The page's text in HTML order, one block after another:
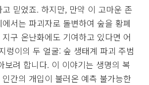
믿었죠. 하지만, 만약 이 고마운 존
서는 파괴자로 돌변하여 숲을 황폐
구 온난화에도 기여하고 있다면 어
렁이의 두 얼굴: 숲 생태계 파괴 주범
보려 합니다. 이 이야기는 생명의 복
간의 개입이 불러온 예측 불가능한